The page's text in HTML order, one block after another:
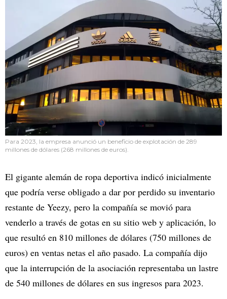
Para 2023, la empresa anunció un beneficio de explotación de 289
millones de dólares (268 millones de euros).
El gigante alemán de ropa deportiva indicó inicialmente
que podría verse obligado a dar por perdido su inventario
restante de Yeezy, pero la compañía se movió para
venderlo a través de gotas en su sitio web y aplicación, lo
que resultó en 810 millones de dólares (750 millones de
euros) en ventas netas el año pasado. La compañía dijo
que la interrupción de la asociación representaba un lastre
de 540 millones de dólares en sus ingresos para 2023.